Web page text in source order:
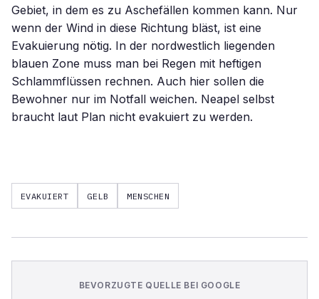
Gebiet, in dem es zu Aschefällen kommen kann. Nur
wenn der Wind in diese Richtung bläst, ist eine
Evakuierung nötig. In der nordwestlich liegenden
blauen Zone muss man bei Regen mit heftigen
Schlammflüssen rechnen. Auch hier sollen die
Bewohner nur im Notfall weichen. Neapel selbst
braucht laut Plan nicht evakuiert zu werden.
EVAKUIERT GELB MENSCHEN
BEVORZUGTE QUELLE BEI GOOGLE